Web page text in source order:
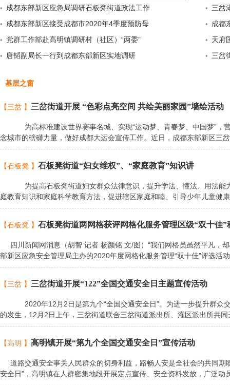
• 成都东部新区应急局调研石板凳街道政法工作
• 成都东部新区接受成都市2020年4季度预防母
• 党群工作部赴高明镇调研村（社区）“两委”
• 唐韬副局长一行到成都东部新区实地调研
• 三岔
• 成都
• 天府
• 三岔
基层之窗
【三岔 】 三岔街道开展 “色彩点亮空间 共绘美丽家园”墙绘活动
为高标准建设世界赛事名城、实现“运动梦、青春梦、中国梦”，营
念城市的磅礴力量，做好成都大运会宣传工作。近日，成都东部新区三
【石板凳 】 石板凳街道“妇女维权”、“家庭教育”知识讲
为提高石板凳街道妇女群众法律意识，提升学法、懂法、用法能力
庭教育知识和家庭科学教育方法，促进辖区家庭和睦、引导少年儿童健
【石板凳 】 石板凳街道两网格获评网格化服务管理区级“双十佳”
四川新闻网消息（胡智 记者 杨颜铭 文/图）“我们网格员虽然平凡，
部新区应急安全管理局主办的2020年度网格化服务管理“双十佳”评选活
【三岔 】 三岔街道开展“122”全国交通安全日主题宣传活动
2020年12月2日是第九个“全国交通安全日”。为进一步提升群众交
的发生，12月2日上午，三岔街道联合三岔街道派出所、灌区派出所共
【高明 】 高明镇开展“第九个全国交通安全日”宣传活动
道路交通安全事关人民群众的切身利益，路畅人安是全社会的共同期
安全日”，高明镇在人群密集地段开展定点宣传、安全资料发放，广泛动